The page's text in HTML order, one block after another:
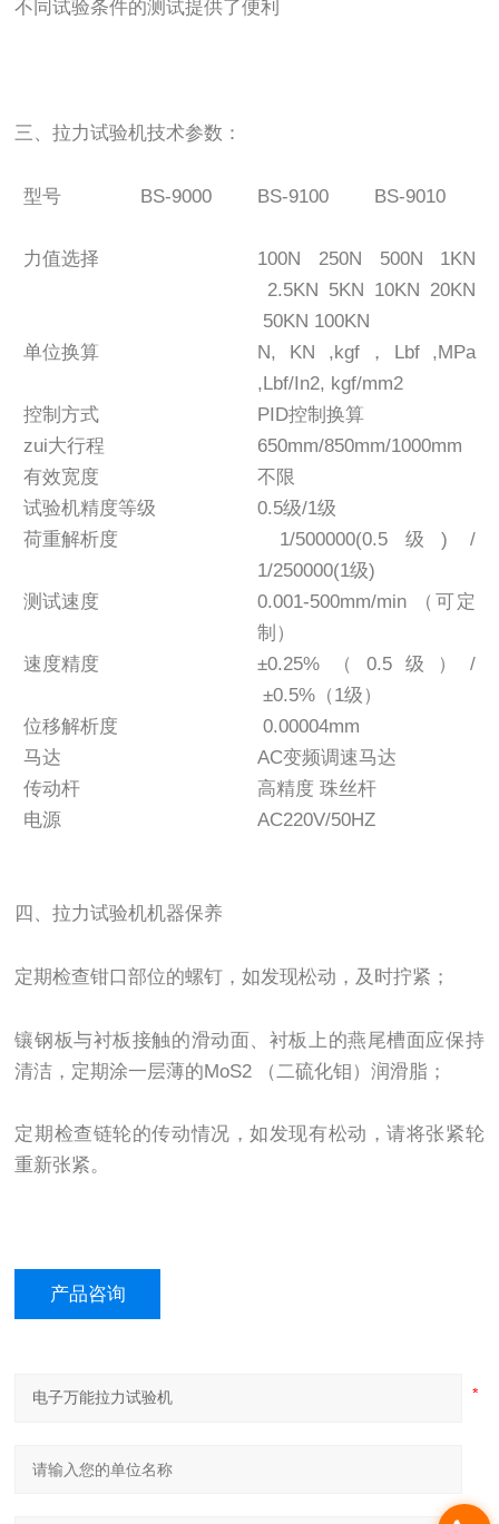
不同试验条件的测试提供了便利
三、拉力试验机技术参数：
型号 BS-9000 BS-9100 BS-9010
力值选择
100N 250N 500N 1KN
2.5KN 5KN 10KN 20KN
50KN 100KN
单位换算
N, KN ,kgf，Lbf ,MPa
,Lbf/In2, kgf/mm2
控制方式
PID控制换算
zui大行程
650mm/850mm/1000mm
有效宽度
不限
试验机精度等级
0.5级/1级
荷重解析度
1/500000(0.5级) /
1/250000(1级)
测试速度
0.001-500mm/min （可定
制）
速度精度
±0.25%（0.5级）/
±0.5%（1级）
位移解析度
0.00004mm
马达
AC变频调速马达
传动杆
高精度 珠丝杆
电源
AC220V/50HZ
四、拉力试验机机器保养
定期检查钳口部位的螺钉，如发现松动，及时拧紧；
镶钢板与衬板接触的滑动面、衬板上的燕尾槽面应保持
清洁，定期涂一层薄的MoS2 （二硫化钼）润滑脂；
定期检查链轮的传动情况，如发现有松动，请将张紧轮
重新张紧。
产品咨询